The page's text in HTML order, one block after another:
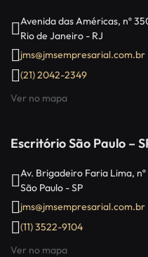
Avenida das Américas, nº
Rio de Janeiro - RJ
jms@jmsempresarial.com.br
(21) 2042-2349
Ver no mapa
Escritório São Paulo –
Av. Brigadeiro Faria Lima, nº
São Paulo - SP
jms@jmsempresarial.com.br
(11) 3522-9104
Ver no mapa